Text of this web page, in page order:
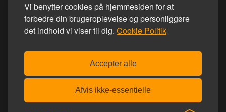
Vi benytter cookies på hjemmesiden for at
forbedre din brugeroplevelse og personliggøre
det indhold vi viser til dig. Cookie Politik
Accepter alle
Afvis ikke-essentielle